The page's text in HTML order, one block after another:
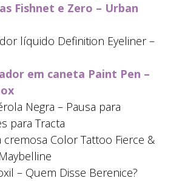
Fishnet e Zero – Urban
líquido Definition Eyeliner –
em caneta Paint Pen –
Negra – Pausa para
para Tracta
cremosa Color Tattoo Fierce &
– Quem Disse Berenice?